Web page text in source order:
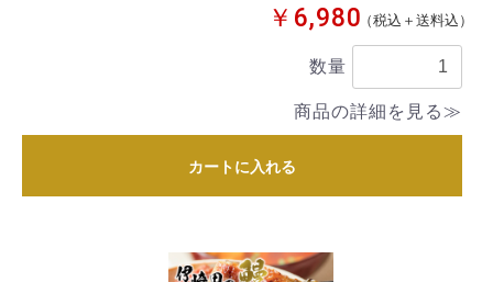
￥6,980（税込＋送料込）
数量
商品の詳細を見る≫
カートに入れる